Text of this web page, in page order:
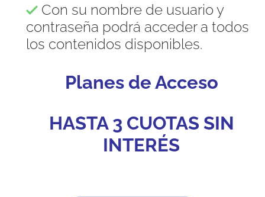
Con su nombre de usuario y
contraseña podrá acceder a todos
los contenidos disponibles.
Planes de Acceso
HASTA 3 CUOTAS SIN
INTERÉS